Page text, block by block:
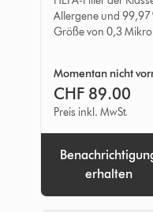
mit
Aktivkohle
Allergene und 99,97
Größe von 0,3
Momentan nicht
CHF 89.00
Preis inkl. MwSt.
erhalten